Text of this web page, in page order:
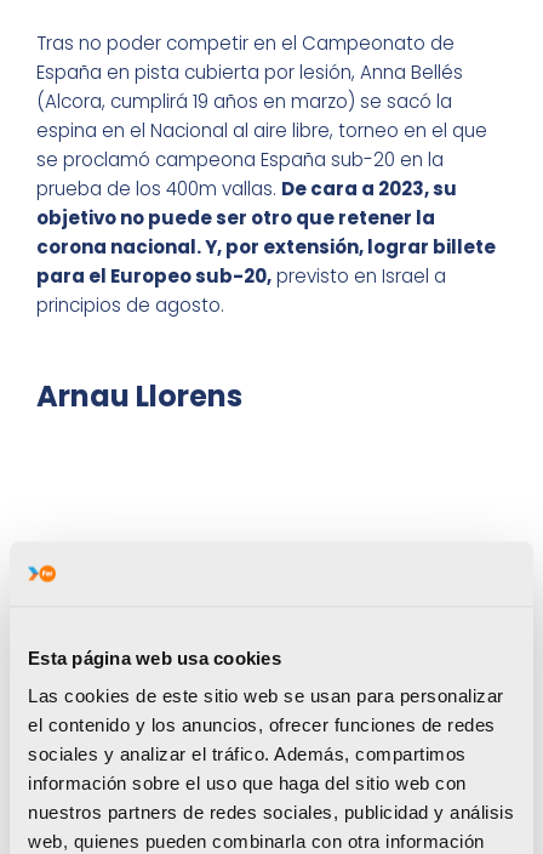
Esta página web usa cookies
Las cookies de este sitio web se usan para personalizar
el contenido y los anuncios, ofrecer funciones de redes
sociales y analizar el tráfico. Además, compartimos
información sobre el uso que haga del sitio web con
nuestros partners de redes sociales, publicidad y análisis
web, quienes pueden combinarla con otra información
Tras no poder competir en el Campeonato de
España en pista cubierta por lesión, Anna Bellés
(Alcora, cumplirá 19 años en marzo) se sacó la
espina en el Nacional al aire libre, torneo en el que
se proclamó campeona España sub-20 en la
prueba de los 400m vallas. De cara a 2023, su
objetivo no puede ser otro que retener la
corona nacional. Y, por extensión, lograr billete
para el Europeo sub-20,previsto en Israel a
principios de agosto.
Arnau Llorens
Después de la sobredosis de plata en los grandes
eventos nacionales del pasado año,
momento de las medallas de oro.
lanzamiento de peso, ocupó la segunda plaza en el
Campeonato de España sub-18 de pista cubierta y
concluyó en el segundo puesto en el Nacional sub-
18 al aire libre. Además, fue segundo (en este caso,
en el lanzamiento de disco) en el Campeonato de